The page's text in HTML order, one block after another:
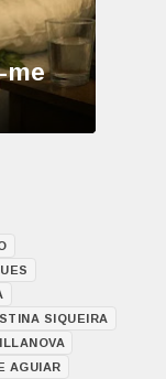
me
SIQUEIRA
AGUIAR